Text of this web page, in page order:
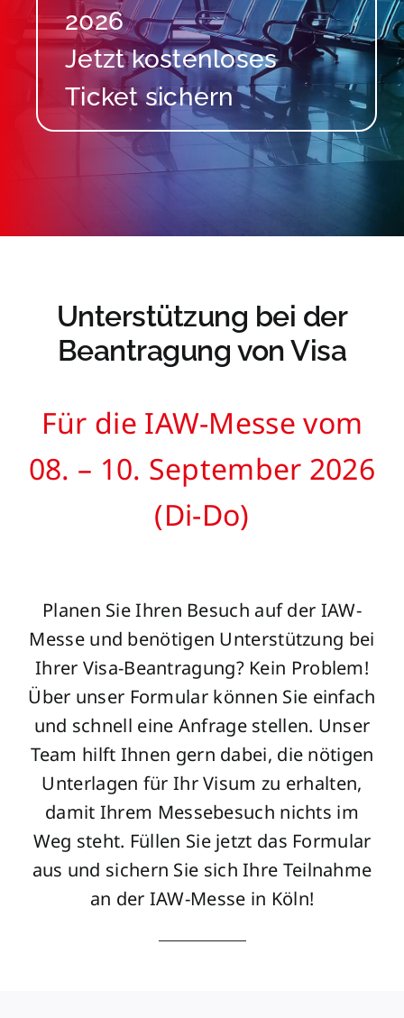
2026
Unterstützung bei der
Beantragung von Visa
Für die IAW-Messe vom
08. – 10. September 2026
(Di-Do)
Planen Sie Ihren Besuch auf der IAW-
Messe und benötigen Unterstützung bei
Ihrer Visa-Beantragung? Kein Problem!
Über unser Formular können Sie einfach
und schnell eine Anfrage stellen. Unser
Team hilft Ihnen gern dabei, die nötigen
Unterlagen für Ihr Visum zu erhalten,
damit Ihrem Messebesuch nichts im
Weg steht. Füllen Sie jetzt das Formular
aus und sichern Sie sich Ihre Teilnahme
an der IAW-Messe in Köln!